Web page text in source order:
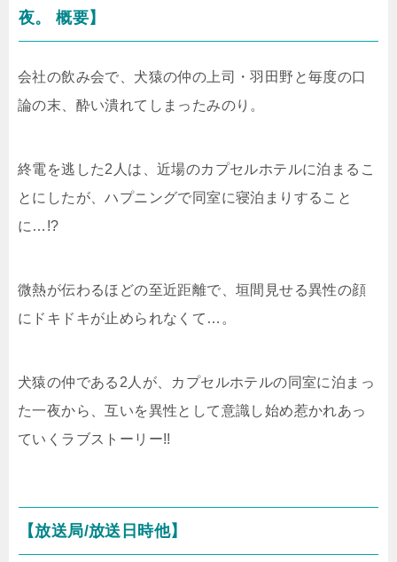
夜。 概要】
会社の飲み会で、犬猿の仲の上司・羽田野と毎度の口
論の末、酔い潰れてしまったみのり。
終電を逃した2人は、近場のカプセルホテルに泊まるこ
とにしたが、ハプニングで同室に寝泊まりすること
に…!?
微熱が伝わるほどの至近距離で、垣間見せる異性の顔
にドキドキが止められなくて…。
犬猿の仲である2人が、カプセルホテルの同室に泊まっ
た一夜から、互いを異性として意識し始め惹かれあっ
ていくラブストーリー!!
【放送局/放送日時他】